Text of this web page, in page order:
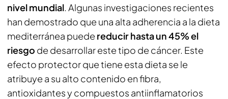
nivel mundial. Algunas investigaciones recientes
han demostrado que una alta adherencia a la dieta
mediterránea puede reducir hasta un 45% el
riesgo de desarrollar este tipo de cáncer. Este
efecto protector que tiene esta dieta se le
atribuye a su alto contenido en fibra,
antioxidantes y compuestos antiinflamatorios